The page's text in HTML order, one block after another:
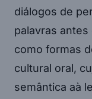
diálogos de
palavras
como formas
cultural oral,
semântica aà